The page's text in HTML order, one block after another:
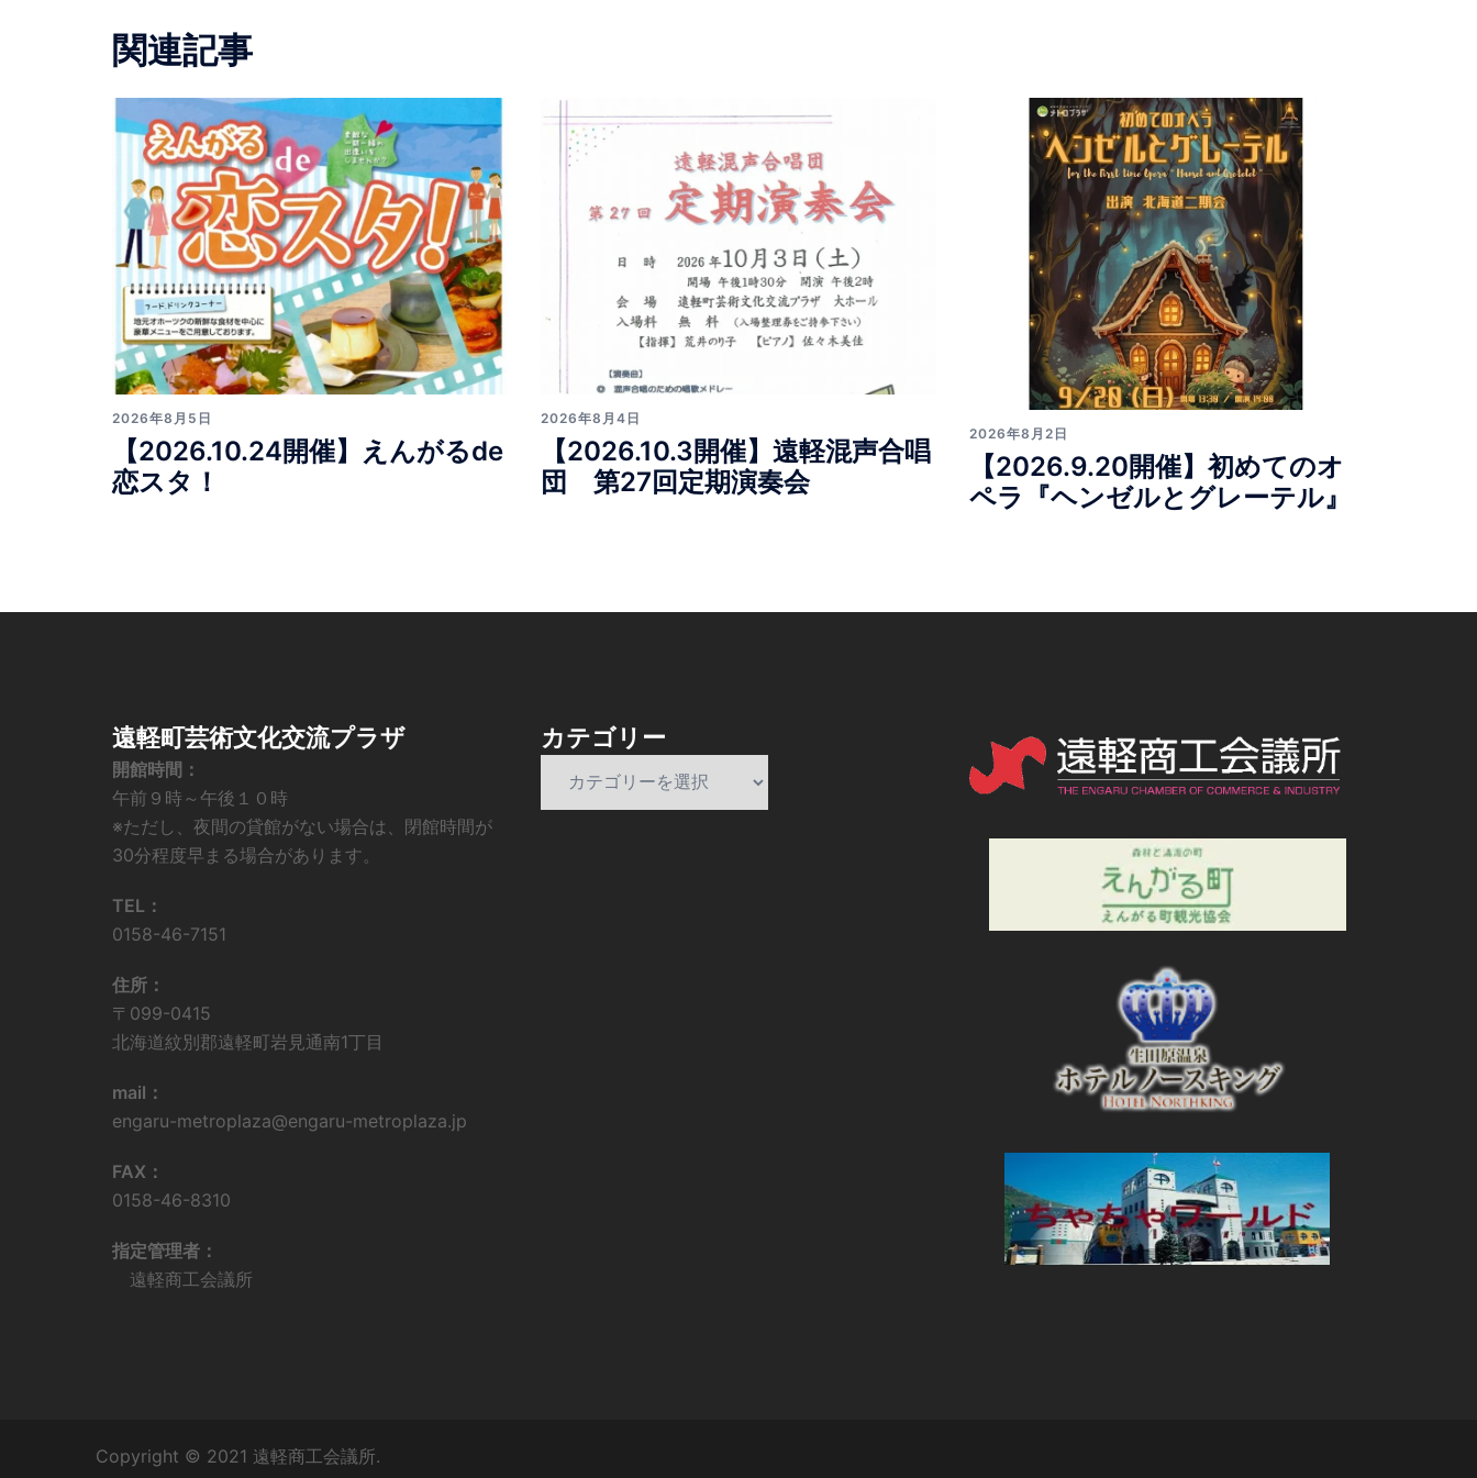
ビ
ゲ
ー
シ
ョ
ン
関連記事
2026年8月5日
【2026.10.24開催】えんがるde
恋スタ！
2026年8月4日
【2026.10.3開催】遠軽混声合唱
団 第27回定期演奏会
2026年8月2日
【2026.9.20開催】初めてのオ
ペラ『ヘンゼルとグレーテル』
遠軽町芸術文化交流プラザ
開館時間：
午前９時～午後１０時
※ただし、夜間の貸館がない場合は、閉館時間が
30分程度早まる場合があります。
TEL：
0158-46-7151
住所：
〒099-0415
北海道紋別郡遠軽町岩見通南1丁目
mail：
engaru-metroplaza@engaru-metroplaza.jp
FAX：
0158-46-8310
指定管理者：
遠軽商工会議所
カテゴリー
Copyright © 2021 遠軽商工会議所.